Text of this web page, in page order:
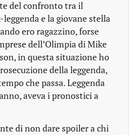
del confronto tra il
e la giovane stella
ero ragazzino, forse
dell’Olimpia di Mike
in questa situazione ho
della leggenda,
che passa. Leggenda
aveva i pronostici a
di non dare spoiler a chi